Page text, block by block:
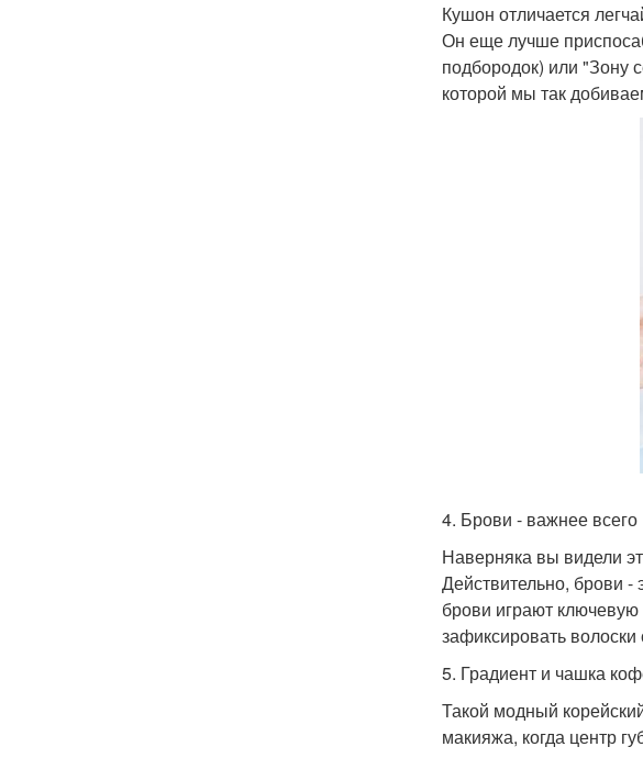
Кушон отличается
Он еще лучше
подбородок) или "Зону
которой мы так
4. Брови - важнее всего
Наверняка вы видели
Действительно, брови -
брови играют
зафиксировать
5. Градиент и чашка
Такой модный
макияжа, когда центр